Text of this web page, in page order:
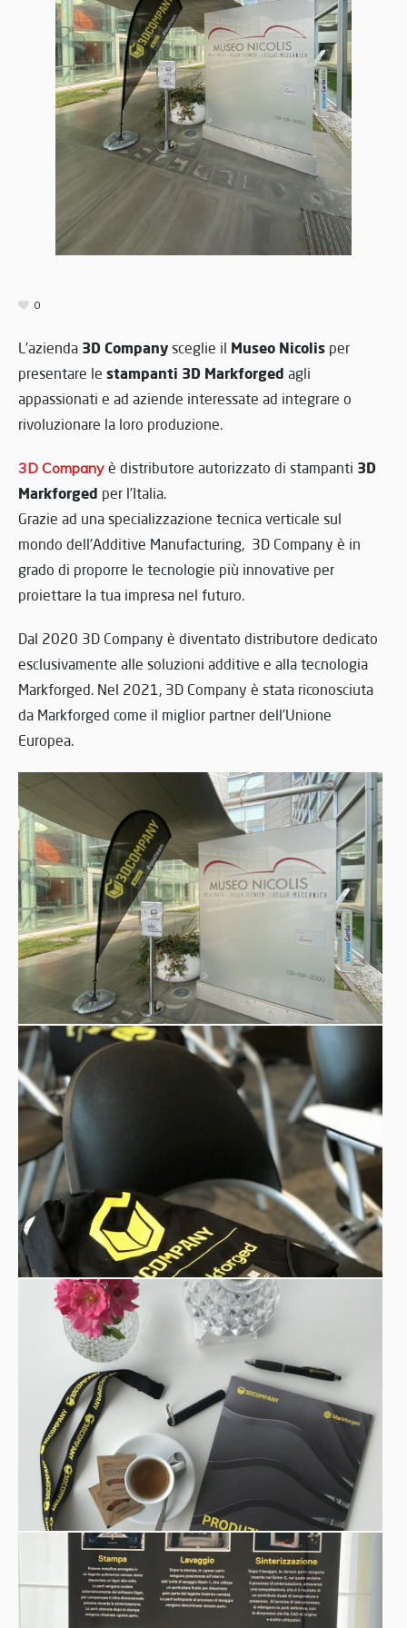
0
L’azienda 3D Company sceglie il Museo Nicolis per
presentare le stampanti 3D Markforged agli
appassionati e ad aziende interessate ad integrare o
rivoluzionare la loro produzione.
3D Company è distributore autorizzato di stampanti 3D
Markforged per l’Italia.
Grazie ad una specializzazione tecnica verticale sul
mondo dell’Additive Manufacturing, 3D Company è in
grado di proporre le tecnologie più innovative per
proiettare la tua impresa nel futuro.
Dal 2020 3D Company è diventato distributore dedicato
esclusivamente alle soluzioni additive e alla tecnologia
Markforged. Nel 2021, 3D Company è stata riconosciuta
da Markforged come il miglior partner dell’Unione
Europea.